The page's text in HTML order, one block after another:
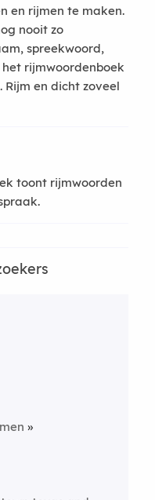
en rijmen te maken.
nooit zo
spreekwoord,
rijmwoordenboek
en dicht zoveel
toont rijmwoorden